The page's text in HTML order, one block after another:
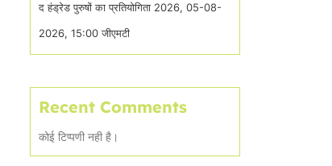
द हंड्रेड पुरुषों का प्रतियोगिता 2026, 05-08-
2026, 15:00 जीएमटी
Recent Comments
कोई टिप्पणी नही है।